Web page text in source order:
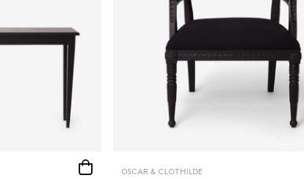
OSCAR & CLOTHILDE